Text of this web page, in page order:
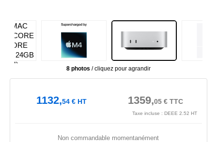
8 photos / cliquez pour agrandir
1132,54 € HT 1359,05€TTC
Taxe incluse : DEEE 2.52 HT
Non commandable momentanément